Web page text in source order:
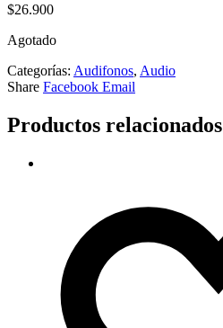
$26.900
Agotado
Categorías: Audifonos, Audio
Share Facebook Email
Productos relacionados